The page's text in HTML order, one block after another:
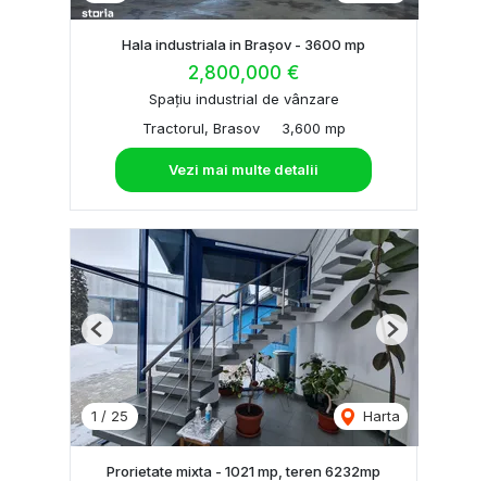
Hala industriala in Brașov - 3600 mp
2,800,000 €
Spațiu industrial de vânzare
Tractorul, Brasov
3,600 mp
Vezi mai multe detalii
1 / 25 Harta
Previous Next
Prorietate mixta - 1021 mp, teren 6232mp